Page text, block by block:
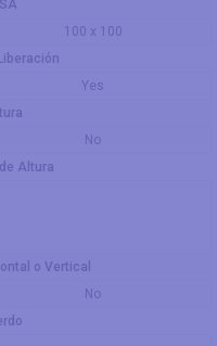
100 x 100
Yes
No
Altura
o Vertical
No